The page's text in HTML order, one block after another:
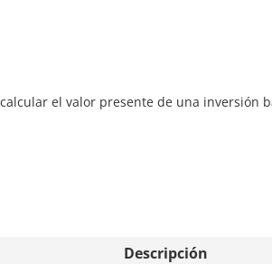
el valor presente de una inversión
Descripción